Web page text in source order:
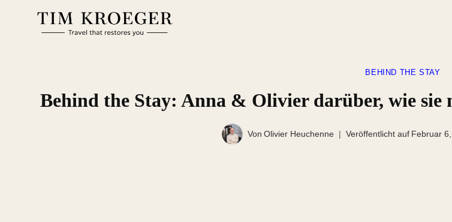
BEHIND THE STAY
Behind the Stay: Anna & Olivier darüber, wie
Von Olivier Heuchenne Veröffentlicht auf Februar